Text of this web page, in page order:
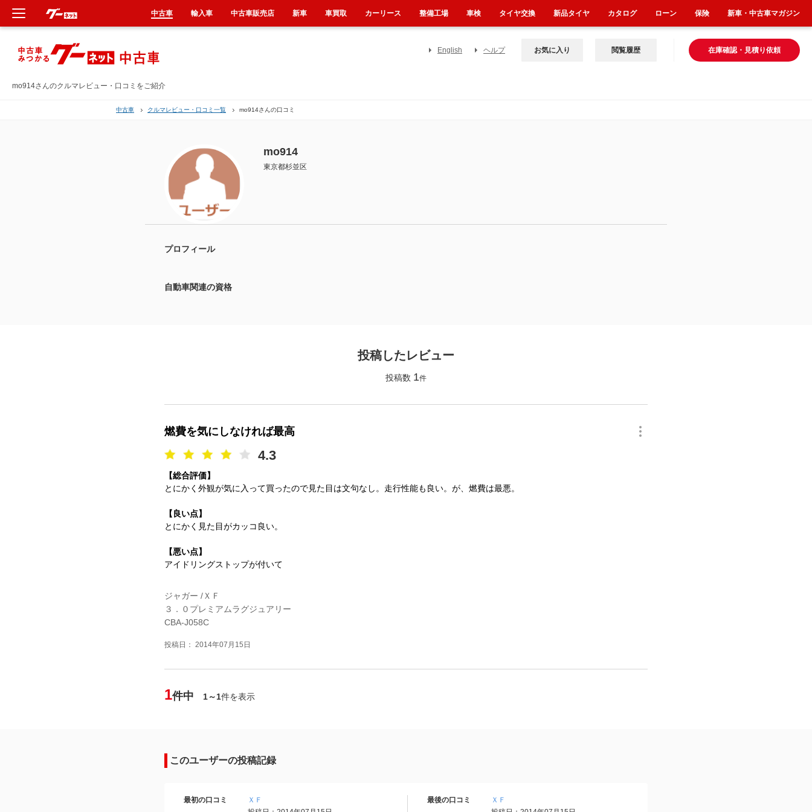
mo914さんのクルマレビュー・口コミをご紹介
English ヘルプ 在庫確認・見積り依頼
お気に入り 閲覧履歴
中古車 クルマレビュー・口コミ一覧 mo914さんの口コミ
mo914
東京都杉並区
プロフィール
自動車関連の資格
投稿したレビュー
投稿数 1件
燃費を気にしなければ最高
4.3
【総合評価】
とにかく外観が気に入って買ったので見た目は文句なし。走行性能も良い。が、燃費は最悪。
【良い点】
とにかく見た目がカッコ良い。
【悪い点】
アイドリングストップが付いて
ジャガー /ＸＦ
３．０プレミアムラグジュアリー
CBA-J058C
投稿日： 2014年07月15日
1件中 1～1件を表示
このユーザーの投稿記録
最初の口コミ
ＸＦ
最後の口コミ
ＸＦ
中古車 輸入車 中古車販売店 新車 車買取 カーリース 整備工場 車検 タイヤ交換 新品タイヤ カタログ ローン 保険 新車・中古車マガジン
新車
中古車